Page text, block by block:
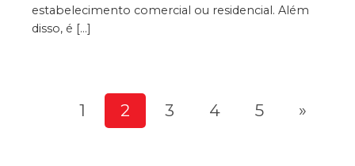
estabelecimento comercial ou residencial. Além
disso, é […]
1 2 3 4 5 »